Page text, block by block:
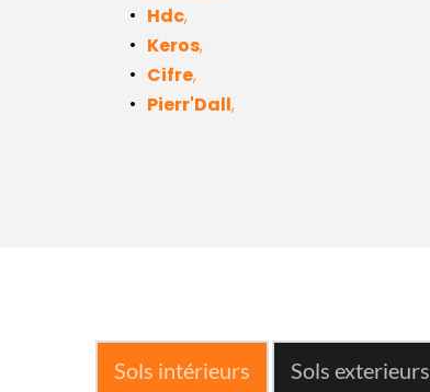
Hdc,
Keros,
Cifre,
Pierr'Dall,
Sols intérieurs Sols exterieurs